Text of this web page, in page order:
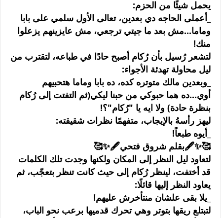
يحمل شيئًا من الحزم:
_أعملى الحاجه دي بعدين، تعالى الأول سلمي على بابا
وماما...مش بعد ما جيتي ترجعي، مش عايزينهم يزعلوا
منك!
لتشعر رُسيل بأن رُكام أصبح حادًا في طباعه، لتقترب من
ليل محاولة تهدئة الأجواء:
_وبعدين مالك متوتره كده، ده بابا وماما هتحبيهم
أوي...ده هما حبوكي من حبنا ليكي(ثم التفتت إلى رُكام
بنظرة حادة) ولا ايه يا "رُكام"؟!
ليهز رأسهُ بالإيجاب، متفهمًا نظرات شقيقته:
_أيوه طبعاً!
🥰✨🖋بقلم شروق فتحي🖋✨🥰
لتعاود ليل النظر إلى المكان ولكنها وجدت تلك الكلمات
قد أختفت، لينظر رُكام إلى حيث كانت تنظر بتعجّب، ثم
يعاود النظر إليها قائلًا:
_يلا بقى علشان منتأخرش عليهم!
لتبتلع ريقها بتوتر وهي تحرك قدميها برعب نحو الباب،